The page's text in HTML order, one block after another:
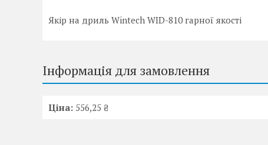
Якір на дриль Wintech WID-810 гарної якості
Інформація для замовлення
Ціна: 556,25 ₴